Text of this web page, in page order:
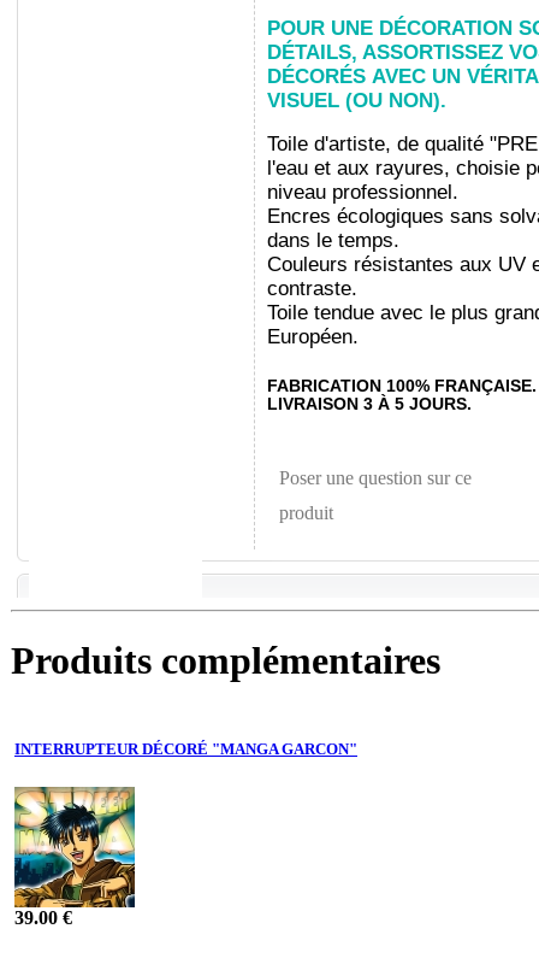
POUR UNE DÉCORATION
DÉTAILS, ASSORTISSEZ
DÉCORÉS AVEC UN
VISUEL (OU NON).
Toile d'artiste, de qualité
l'eau et aux rayures, choisie
niveau professionnel.
Encres écologiques sans
dans le temps.
Couleurs résistantes aux UV
contraste.
Toile tendue avec le plus
Européen.
FABRICATION 100% FRANÇAISE.
LIVRAISON 3 À 5 JOURS.
Poser une question sur ce
produit
Produits complémentaires
INTERRUPTEUR DÉCORÉ "MANGA GARCON"
39.00 €